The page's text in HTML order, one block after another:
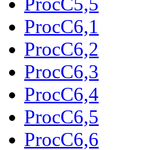
ProcC6,1
ProcC6,2
ProcC6,3
ProcC6,4
ProcC6,5
ProcC6,6